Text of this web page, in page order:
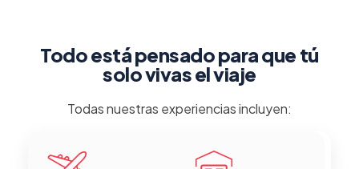
Todo está pensado para que tú
solo vivas el viaje
Todas nuestras experiencias incluyen: